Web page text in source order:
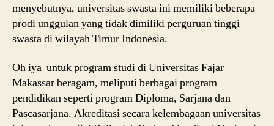
menyebutnya, universitas swasta ini memiliki beberapa
prodi unggulan yang tidak dimiliki perguruan tinggi
swasta di wilayah Timur Indonesia.
Oh iya untuk program studi di Universitas Fajar
Makassar beragam, meliputi berbagai program
pendidikan seperti program Diploma, Sarjana dan
Pascasarjana. Akreditasi secara kelembagaan universitas